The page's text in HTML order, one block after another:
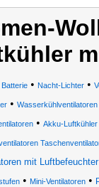
• Nacht-Lichter•
• Wasserkühlventilatoren
• Akku-Luftkühler
mit
• Mini-Ventilatoren •